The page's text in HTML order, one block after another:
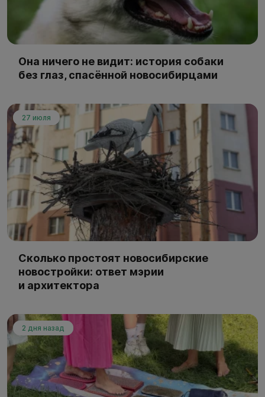
Она ничего не видит: история собаки
без глаз, спасённой новосибирцами
27 июля
Сколько простоят новосибирские
новостройки: ответ мэрии
и архитектора
2 дня назад